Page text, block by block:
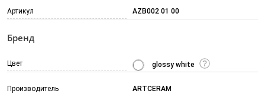
Артикул AZB002 01 00
Бренд
Цвет glossy white
Производитель ARTCERAM